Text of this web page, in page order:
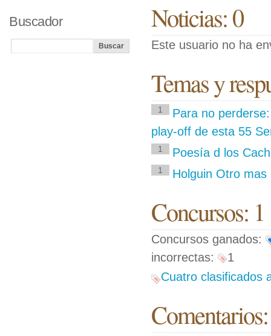
Noticias: 0
Este usuario no ha
Temas y
1
Para no
play-off de esta 55
1 Poesía d los
1 Holguin Otro
Concursos: 1
Concursos ganados:
incorrectas:
1
Cuatro clasificados
Buscador